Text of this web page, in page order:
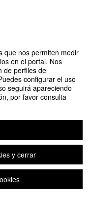
que nos permiten medir
en el portal. Nos
de perfiles de
configurar el uso
seguirá apareciendo
por favor consulta
y cerrar